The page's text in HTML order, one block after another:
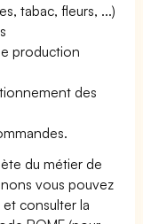
tabac, fleurs, ...)
production
des
du métier de
vous pouvez
consulter la